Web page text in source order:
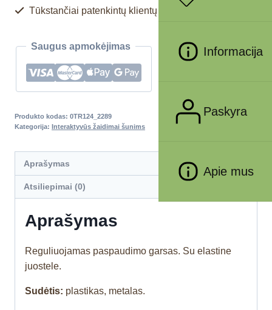
Informacija
Paskyra
Apie mus
Tūkstančiai patenkintų klientų
Saugus apmokėjimas
Produkto kodas: 0TR124_2289
Kategorija: Interaktyvūs žaidimai šunims
Aprašymas
Atsiliepimai (0)
Aprašymas
Reguliuojamas paspaudimo garsas. Su elastine
juostele.
Sudėtis: plastikas, metalas.